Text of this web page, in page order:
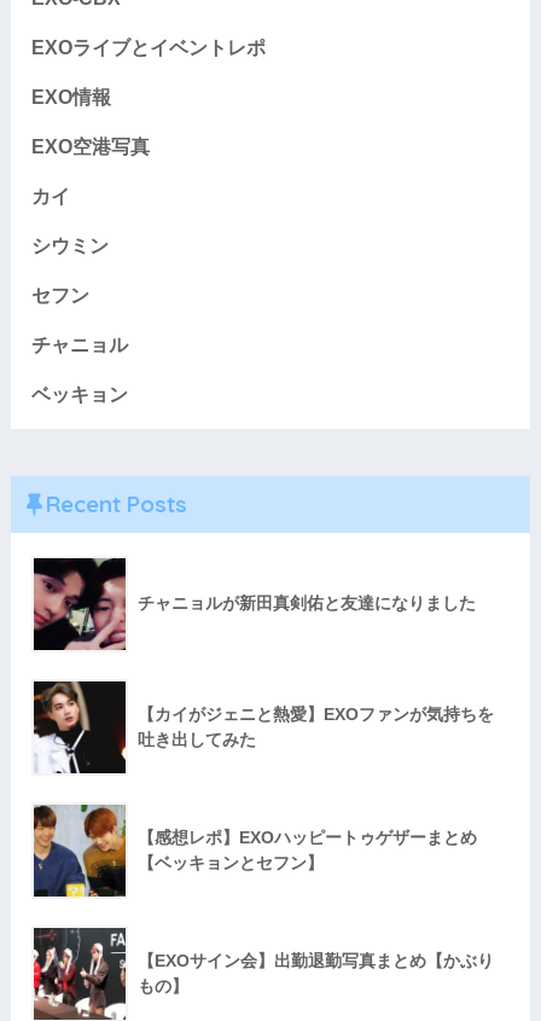
EXOライブとイベントレポ
EXO情報
EXO空港写真
カイ
シウミン
セフン
チャニョル
ベッキョン
Recent Posts
チャニョルが新田真剣佑と友達になりました
【カイがジェニと熱愛】EXOファンが気持ちを
吐き出してみた
【感想レポ】EXOハッピートゥゲザーまとめ
【ベッキョンとセフン】
【EXOサイン会】出勤退勤写真まとめ【かぶり
もの】